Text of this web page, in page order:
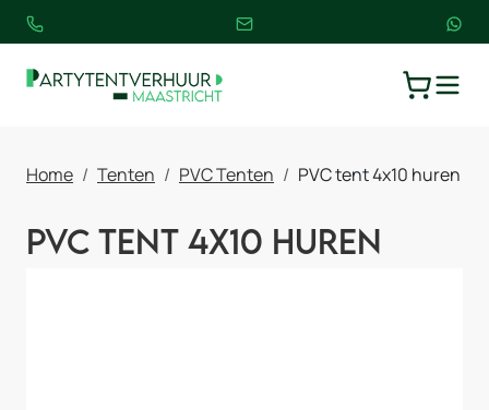
Home Tenten PVC Tenten PVC tent 4x10 huren
PVC tent 4x10 huren